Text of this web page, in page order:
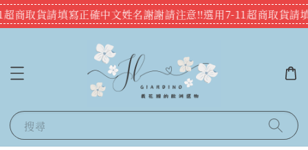
商取貨請填寫正確中文姓名謝謝請注意‼️選用7-11超商取貨請填
搜尋